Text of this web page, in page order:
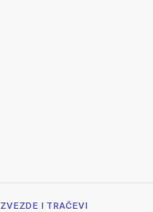
ZVEZDE I TRAČEVI